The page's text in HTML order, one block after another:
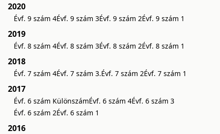
2020
Évf. 9 szám 4Évf. 9 szám 3Évf. 9 szám 2Évf. 9 szám 1
2019
Évf. 8 szám 4Évf. 8 szám 3Évf. 8 szám 2Évf. 8 szám 1
2018
Évf. 7 szám 4Évf. 7 szám 3.Évf. 7 szám 2Évf. 7 szám 1
2017
Évf. 6 szám KülönszámÉvf. 6 szám 4Évf. 6 szám 3
Évf. 6 szám 2Évf. 6 szám 1
2016